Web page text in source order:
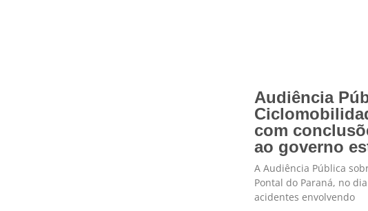
Audiência
com
ao governo
A Audiência Pública
Pontal do Paraná, no
acidentes envolvendo